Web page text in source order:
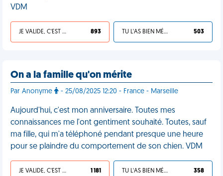
VDM
JE VALIDE, C'EST UNE VDM 893 TU L'AS BIEN MÉRITÉ 503
On a la famille qu'on mérite
Par Anonyme - 25/08/2025 12:20 - France - Marseille
Aujourd'hui, c'est mon anniversaire. Toutes mes
connaissances me l'ont gentiment souhaité. Toutes, sauf
ma fille, qui m'a téléphoné pendant presque une heure
pour se plaindre du comportement de son chien. VDM
JE VALIDE, C'EST UNE VDM 1 181 TU L'AS BIEN MÉRITÉ 358